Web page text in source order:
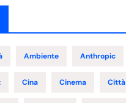
Ambiente Anthropic
Cina Cinema Città